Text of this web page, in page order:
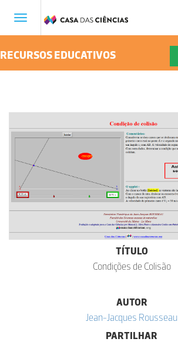
Toggle
RECURSOS EDUCATIVOS
TÍTULO
Condições de Colisão
AUTOR
Jean-Jacques Rousseau
PARTILHAR